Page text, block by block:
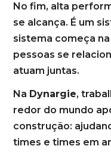
No fim, alta
se alcança. É um
sistema começa
pessoas se
atuam juntas.
Na Dynargie,
redor do mundo
construção:
times e times em